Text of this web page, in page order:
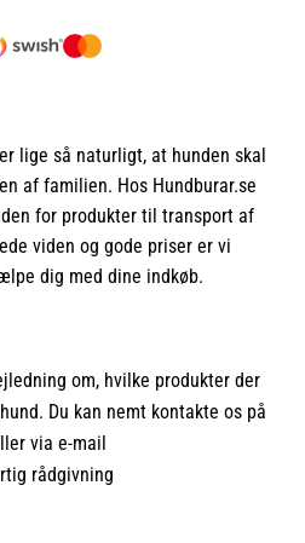
lige så naturligt, at hunden skal
af familien. Hos Hundburar.se
for produkter til transport af
viden og gode priser er vi
dig med dine indkøb.
om, hvilke produkter der
hund. Du kan nemt kontakte os på
via e-mail
rådgivning